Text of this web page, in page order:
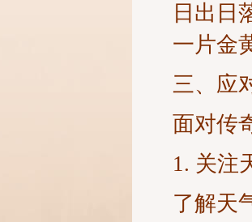
日出日
一片金
三、应
面对传
1. 关注
了解天